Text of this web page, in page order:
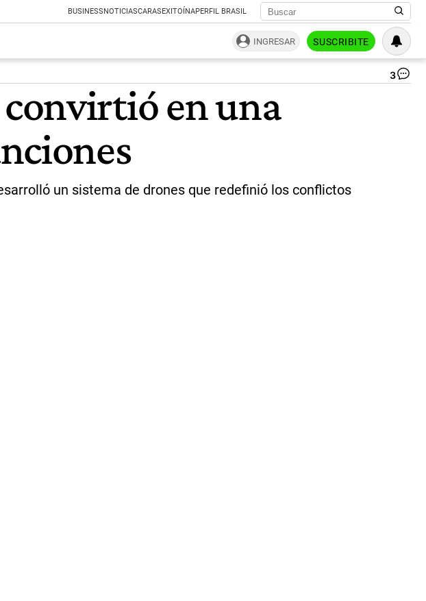
BUSINESSNOTICIASCARASEXITOÍNAPERFIL BRASIL
INGRESAR SUSCRIBITE
3
en una
un sistema de drones que redefinió los conflictos